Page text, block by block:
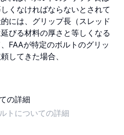
くなければならないとされて
には、グリップ長（スレッド
びる材料の厚さと等しくなる
FAAが特定のボルトのグリッ
してきた場合、
トについての詳細